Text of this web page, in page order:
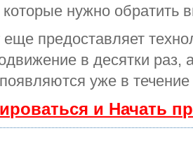
нужно обратить
еще предоставляет
в десятки раз,
уже в
и Начать